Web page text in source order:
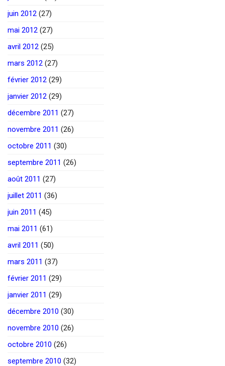
juin 2012 (27)
mai 2012 (27)
avril 2012 (25)
mars 2012 (27)
février 2012 (29)
janvier 2012 (29)
décembre 2011 (27)
novembre 2011 (26)
octobre 2011 (30)
septembre 2011 (26)
août 2011 (27)
juillet 2011 (36)
juin 2011 (45)
mai 2011 (61)
avril 2011 (50)
mars 2011 (37)
février 2011 (29)
janvier 2011 (29)
décembre 2010 (30)
novembre 2010 (26)
octobre 2010 (26)
septembre 2010 (32)